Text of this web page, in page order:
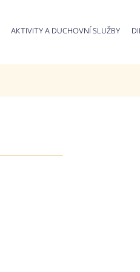
AKTIVITY A DUCHOVNÍ SLUŽBY